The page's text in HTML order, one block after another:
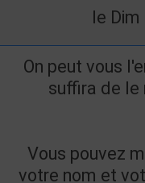
le Dim
On peut vous
suffira de le
Vous pouvez
votre nom et